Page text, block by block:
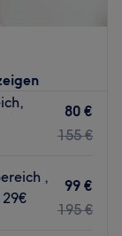
sowie
die
buchen!
80 €
155 €
,
99 €
195 €